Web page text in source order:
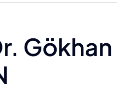
Gökhan